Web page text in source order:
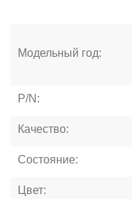
Модельный год:
P/N:
Качество:
Состояние:
Цвет: